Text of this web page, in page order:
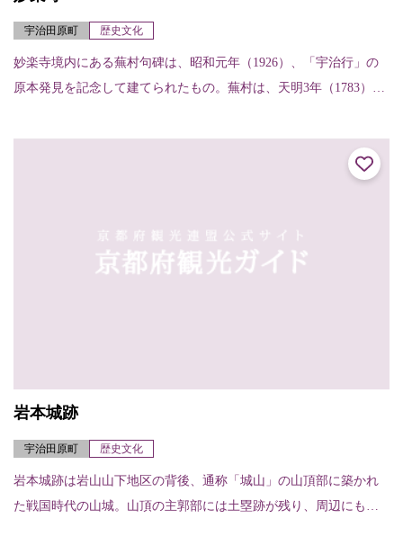
宇治田原町 歴史文化
妙楽寺境内にある蕪村句碑は、昭和元年（1926）、「宇治行」の
原本発見を記念して建てられたもの。蕪村は、天明3年（1783）、
のときの紀...
岩本城跡
宇治田原町 歴史文化
岩本城跡は岩山山下地区の背後、通称「城山」の山頂部に築かれ
た戦国時代の山城。山頂の主郭部には土塁跡が残り、周辺にも曲